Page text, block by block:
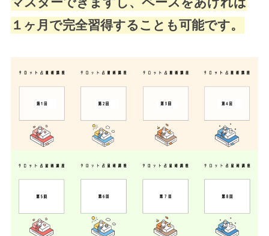
１ヶ月で完全習得することも可能です。